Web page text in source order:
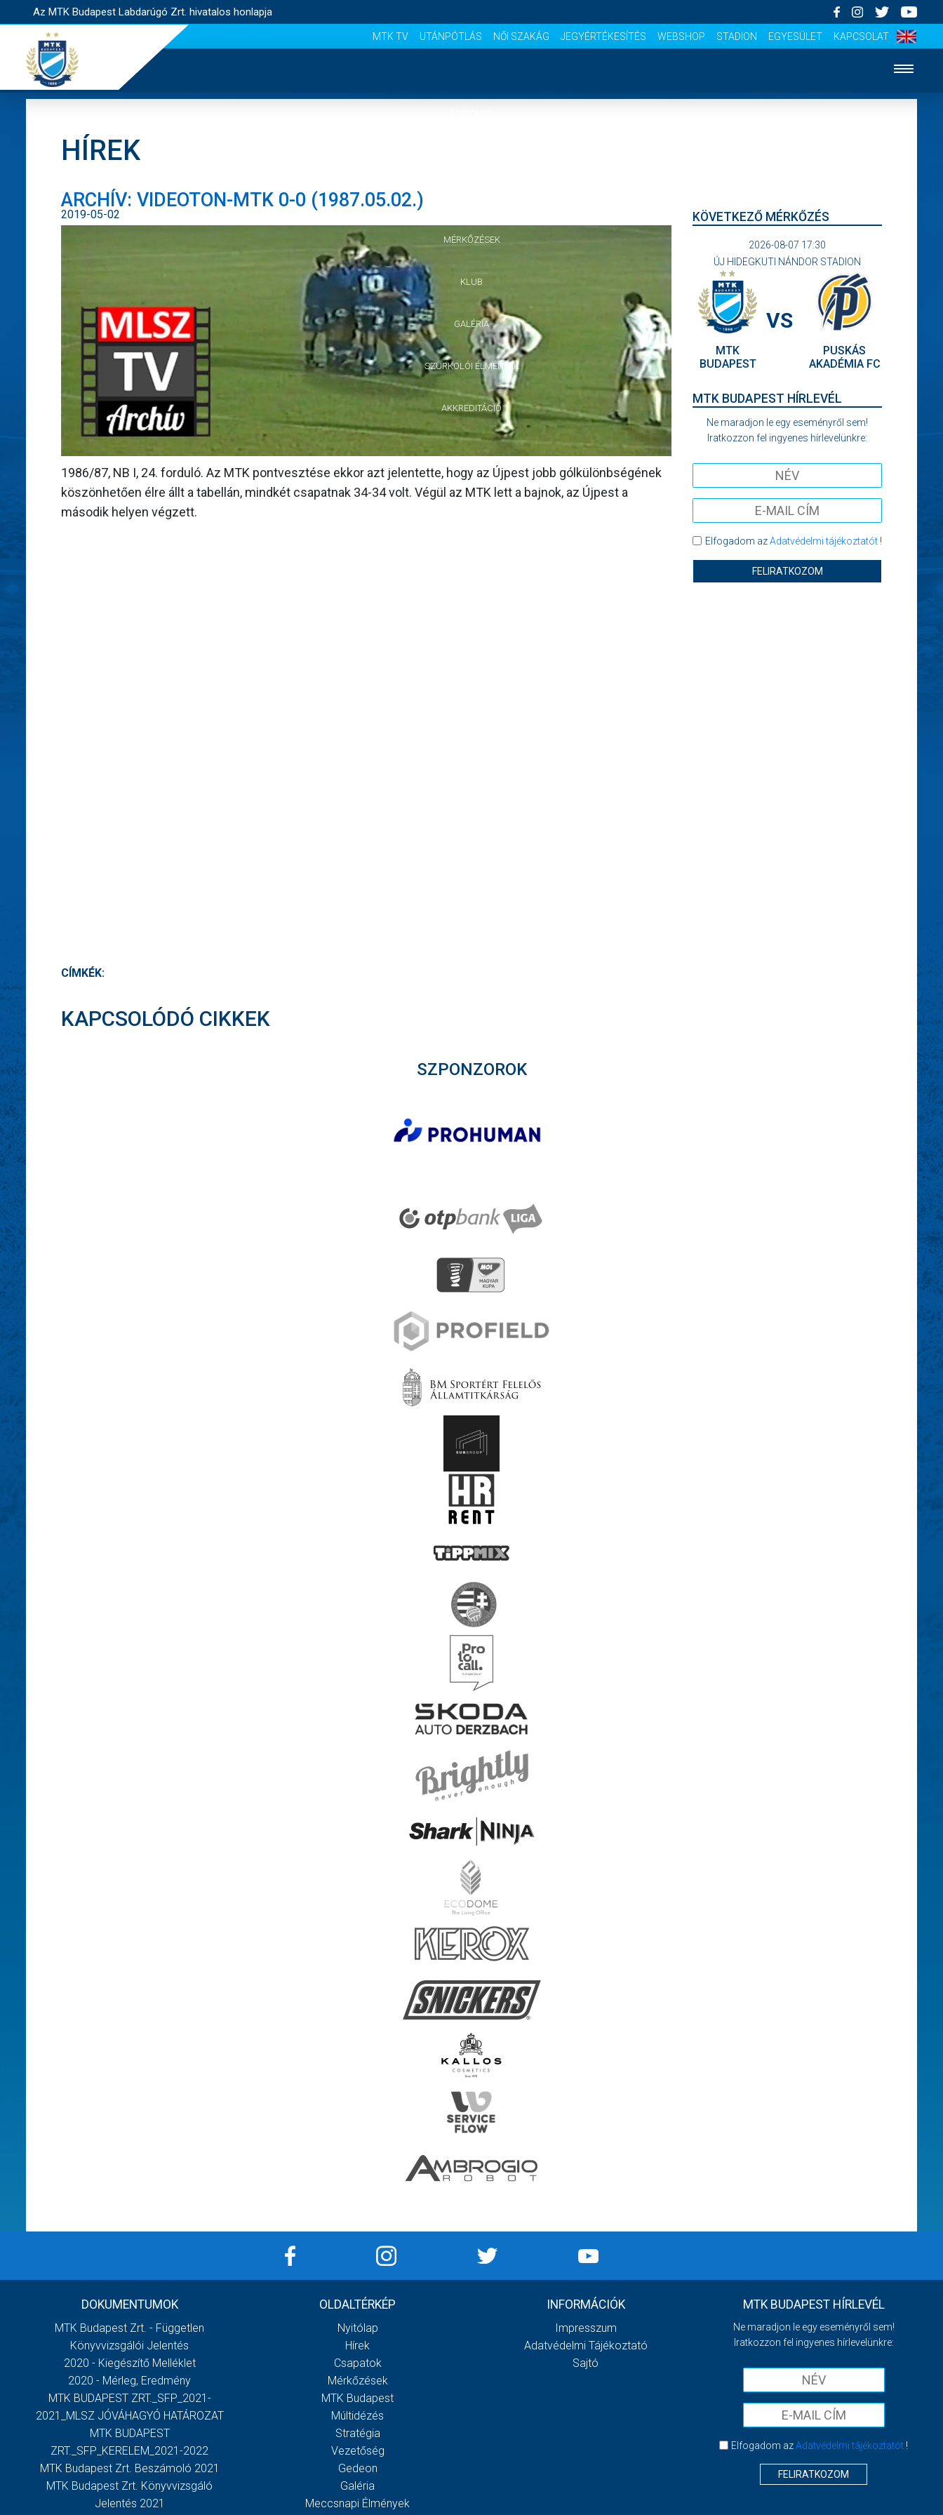
Az MTK Budapest Labdarúgó Zrt. hivatalos honlapja
MTK TV UTÁNPÓTLÁS NŐI SZAKÁG JEGYÉRTÉKESÍTÉS WEBSHOP STADION EGYESÜLET KAPCSOLAT
MÉRKŐZÉSEK
KLUB
GALÉRIA
SZURKOLÓI ÉLMÉNYEK
AKKREDITÁCIÓ
HÍREK
ARCHÍV: VIDEOTON-MTK 0-0 (1987.05.02.)
2019-05-02
1986/87, NB I, 24. forduló. Az MTK pontvesztése ekkor azt jelentette, hogy az Újpest jobb gólkülönbségének
köszönhetően élre állt a tabellán, mindkét csapatnak 34-34 volt. Végül az MTK lett a bajnok, az Újpest a
második helyen végzett.
CÍMKÉK:
KAPCSOLÓDÓ CIKKEK
KÖVETKEZŐ MÉRKŐZÉS
2026-08-07 17:30
ÚJ HIDEGKUTI NÁNDOR STADION
MTK
BUDAPEST
VS
PUSKÁS
AKADÉMIA FC
MTK BUDAPEST HÍRLEVÉL
Ne maradjon le egy eseményről sem!
Iratkozzon fel ingyenes hírlevelünkre:
Elfogadom azAdatvédelmi tájékoztatót!
FELIRATKOZOM
SZPONZOROK
DOKUMENTUMOK
MTK Budapest Zrt. - Független
Könyvvizsgálói Jelentés
2020 - Kiegészítő Melléklet
2020 - Mérleg, Eredmény
MTK BUDAPEST ZRT._SFP_2021-
2021_MLSZ JÓVÁHAGYÓ HATÁROZAT
MTK BUDAPEST
ZRT._SFP_KERELEM_2021-2022
MTK Budapest Zrt. Beszámoló 2021
MTK Budapest Zrt. Könyvvizsgáló
Jelentés 2021
OLDALTÉRKÉP
Nyitólap
Hírek
Csapatok
Mérkőzések
MTK Budapest
Múltidézés
Stratégia
Vezetőség
Gedeon
Galéria
Meccsnapi Élmények
INFORMÁCIÓK
Impresszum
Adatvédelmi Tájékoztató
Sajtó
MTK BUDAPEST HÍRLEVÉL
Ne maradjon le egy eseményről sem!
Iratkozzon fel ingyenes hírlevelünkre:
Elfogadom azAdatvédelmi tájékoztatót !
FELIRATKOZOM